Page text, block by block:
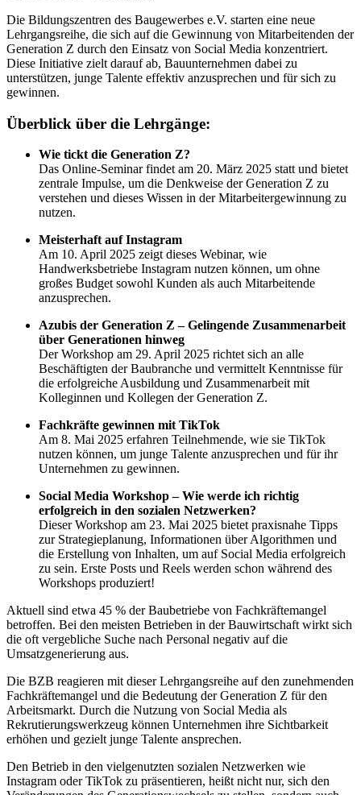
Die Bildungszentren des Baugewerbes e.V. starten eine neue
Lehrgangsreihe, die sich auf die Gewinnung von Mitarbeitenden der
Generation Z durch den Einsatz von Social Media konzentriert.
Diese Initiative zielt darauf ab, Bauunternehmen dabei zu
unterstützen, junge Talente effektiv anzusprechen und für sich zu
gewinnen.
Überblick über die Lehrgänge:
Wie tickt die Generation Z?
Das Online-Seminar findet am 20. März 2025 statt und bietet
zentrale Impulse, um die Denkweise der Generation Z zu
verstehen und dieses Wissen in der Mitarbeitergewinnung zu
nutzen.
Meisterhaft auf Instagram
Am 10. April 2025 zeigt dieses Webinar, wie
Handwerksbetriebe Instagram nutzen können, um ohne
großes Budget sowohl Kunden als auch Mitarbeitende
anzusprechen.
Azubis der Generation Z – Gelingende Zusammenarbeit
über Generationen hinweg
Der Workshop am 29. April 2025 richtet sich an alle
Beschäftigten der Baubranche und vermittelt Kenntnisse für
die erfolgreiche Ausbildung und Zusammenarbeit mit
Kolleginnen und Kollegen der Generation Z.
Fachkräfte gewinnen mit TikTok
Am 8. Mai 2025 erfahren Teilnehmende, wie sie TikTok
nutzen können, um junge Talente anzusprechen und für ihr
Unternehmen zu gewinnen.
Social Media Workshop – Wie werde ich richtig
erfolgreich in den sozialen Netzwerken?
Dieser Workshop am 23. Mai 2025 bietet praxisnahe Tipps
zur Strategieplanung, Informationen über Algorithmen und
die Erstellung von Inhalten, um auf Social Media erfolgreich
zu sein. Erste Posts und Reels werden schon während des
Workshops produziert!
Aktuell sind etwa 45 % der Baubetriebe von Fachkräftemangel
betroffen. Bei den meisten Betrieben in der Bauwirtschaft wirkt sich
die oft vergebliche Suche nach Personal negativ auf die
Umsatzgenerierung aus.
Die BZB reagieren mit dieser Lehrgangsreihe auf den zunehmenden
Fachkräftemangel und die Bedeutung der Generation Z für den
Arbeitsmarkt. Durch die Nutzung von Social Media als
Rekrutierungswerkzeug können Unternehmen ihre Sichtbarkeit
erhöhen und gezielt junge Talente ansprechen.
Den Betrieb in den vielgenutzten sozialen Netzwerken wie
Instagram oder TikTok zu präsentieren, heißt nicht nur, sich den